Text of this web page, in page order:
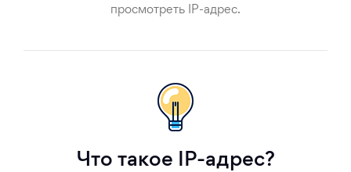
просмотреть IP-адрес.
Что такое IP-адрес?